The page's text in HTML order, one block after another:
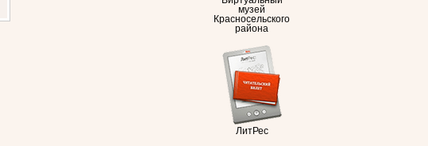
музей
Красносельского
района
ЛитРес